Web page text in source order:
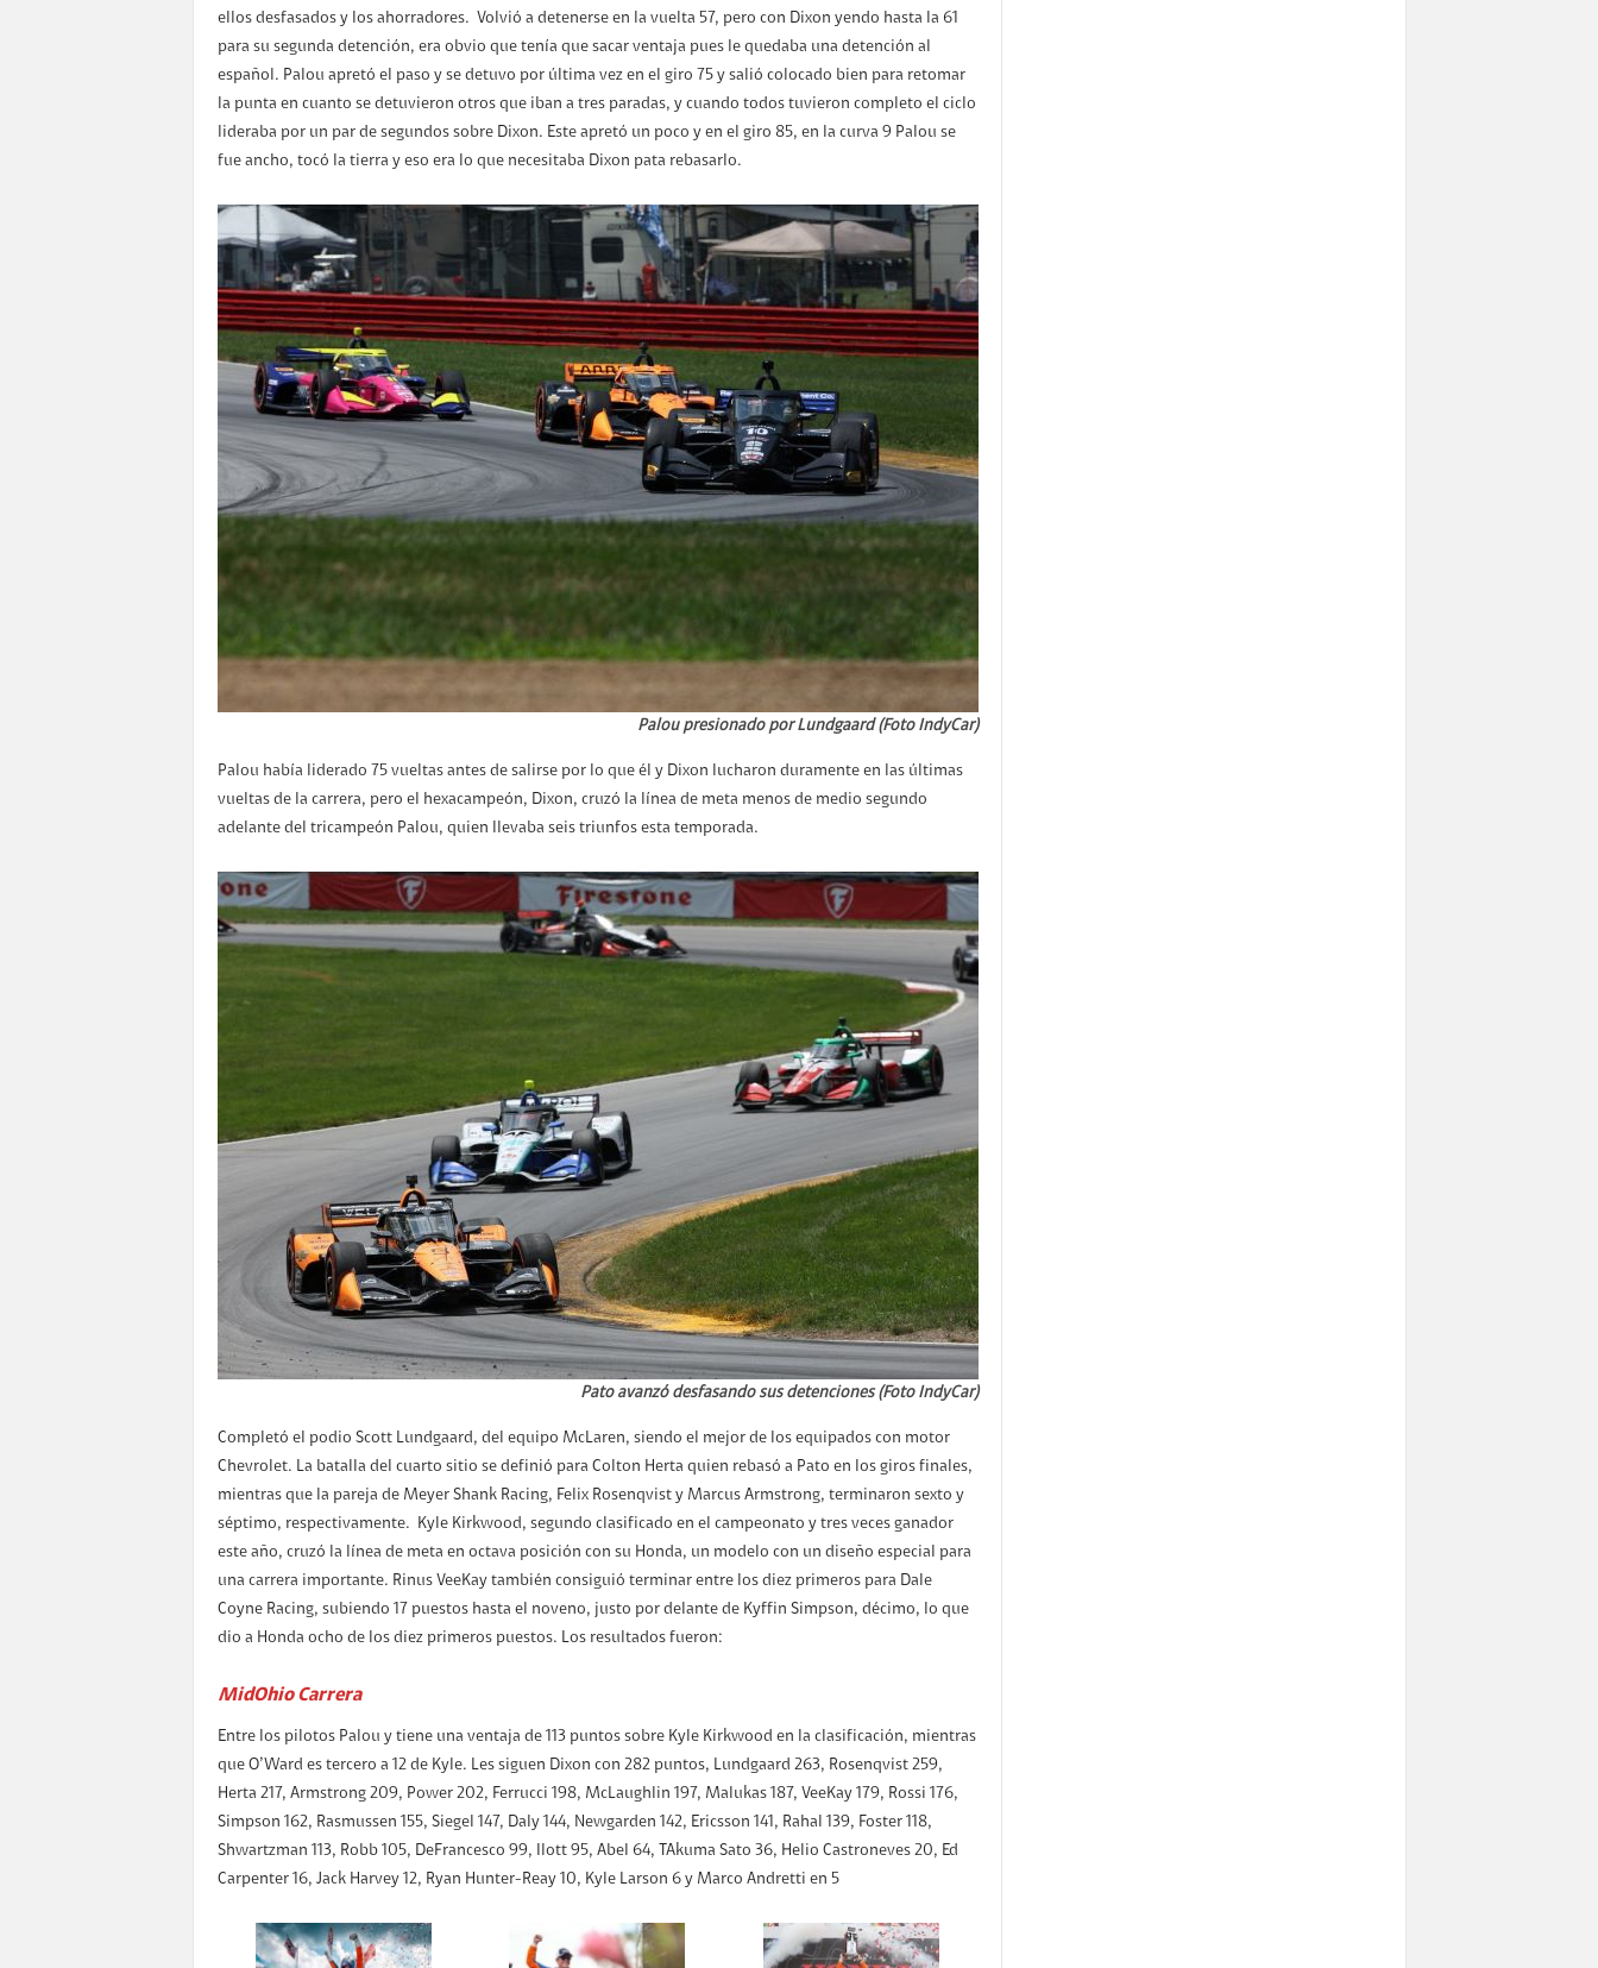
ellos desfasados y los ahorradores. Volvió a detenerse en la vuelta 57, pero con Dixon yendo hasta la 61
para su segunda detención, era obvio que tenía que sacar ventaja pues le quedaba una detención al
español. Palou apretó el paso y se detuvo por última vez en el giro 75 y salió colocado bien para retomar
la punta en cuanto se detuvieron otros que iban a tres paradas, y cuando todos tuvieron completo el ciclo
lideraba por un par de segundos sobre Dixon. Este apretó un poco y en el giro 85, en la curva 9 Palou se
fue ancho, tocó la tierra y eso era lo que necesitaba Dixon pata rebasarlo.
Palou presionado por Lundgaard (Foto IndyCar)
Palou había liderado 75 vueltas antes de salirse por lo que él y Dixon lucharon duramente en las últimas
vueltas de la carrera, pero el hexacampeón, Dixon, cruzó la línea de meta menos de medio segundo
adelante del tricampeón Palou, quien llevaba seis triunfos esta temporada.
Pato avanzó desfasando sus detenciones (Foto IndyCar)
Completó el podio Scott Lundgaard, del equipo McLaren, siendo el mejor de los equipados con motor
Chevrolet. La batalla del cuarto sitio se definió para Colton Herta quien rebasó a Pato en los giros finales,
mientras que la pareja de Meyer Shank Racing, Felix Rosenqvist y Marcus Armstrong, terminaron sexto y
séptimo, respectivamente. Kyle Kirkwood, segundo clasificado en el campeonato y tres veces ganador
este año, cruzó la línea de meta en octava posición con su Honda, un modelo con un diseño especial para
una carrera importante. Rinus VeeKay también consiguió terminar entre los diez primeros para Dale
Coyne Racing, subiendo 17 puestos hasta el noveno, justo por delante de Kyffin Simpson, décimo, lo que
dio a Honda ocho de los diez primeros puestos. Los resultados fueron:
MidOhio Carrera
Entre los pilotos Palou y tiene una ventaja de 113 puntos sobre Kyle Kirkwood en la clasificación, mientras
que O’Ward es tercero a 12 de Kyle. Les siguen Dixon con 282 puntos, Lundgaard 263, Rosenqvist 259,
Herta 217, Armstrong 209, Power 202, Ferrucci 198, McLaughlin 197, Malukas 187, VeeKay 179, Rossi 176,
Simpson 162, Rasmussen 155, Siegel 147, Daly 144, Newgarden 142, Ericsson 141, Rahal 139, Foster 118,
Shwartzman 113, Robb 105, DeFrancesco 99, Ilott 95, Abel 64, TAkuma Sato 36, Helio Castroneves 20, Ed
Carpenter 16, Jack Harvey 12, Ryan Hunter-Reay 10, Kyle Larson 6 y Marco Andretti en 5